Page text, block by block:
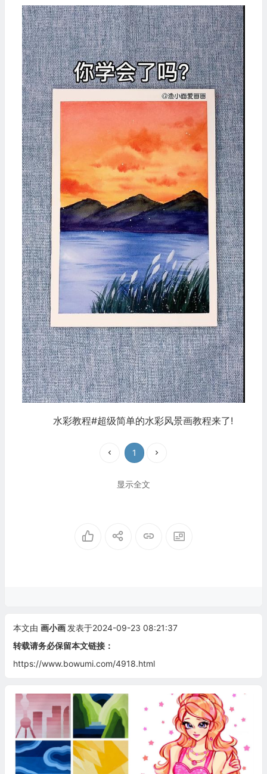
水彩教程#超级简单的水彩风景画教程来了!
1
显示全文
本文由 画小画 发表于2024-09-23 08:21:37
转载请务必保留本文链接：
https://www.bowumi.com/4918.html